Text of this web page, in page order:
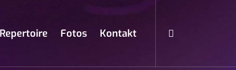
Repertoire Fotos Kontakt